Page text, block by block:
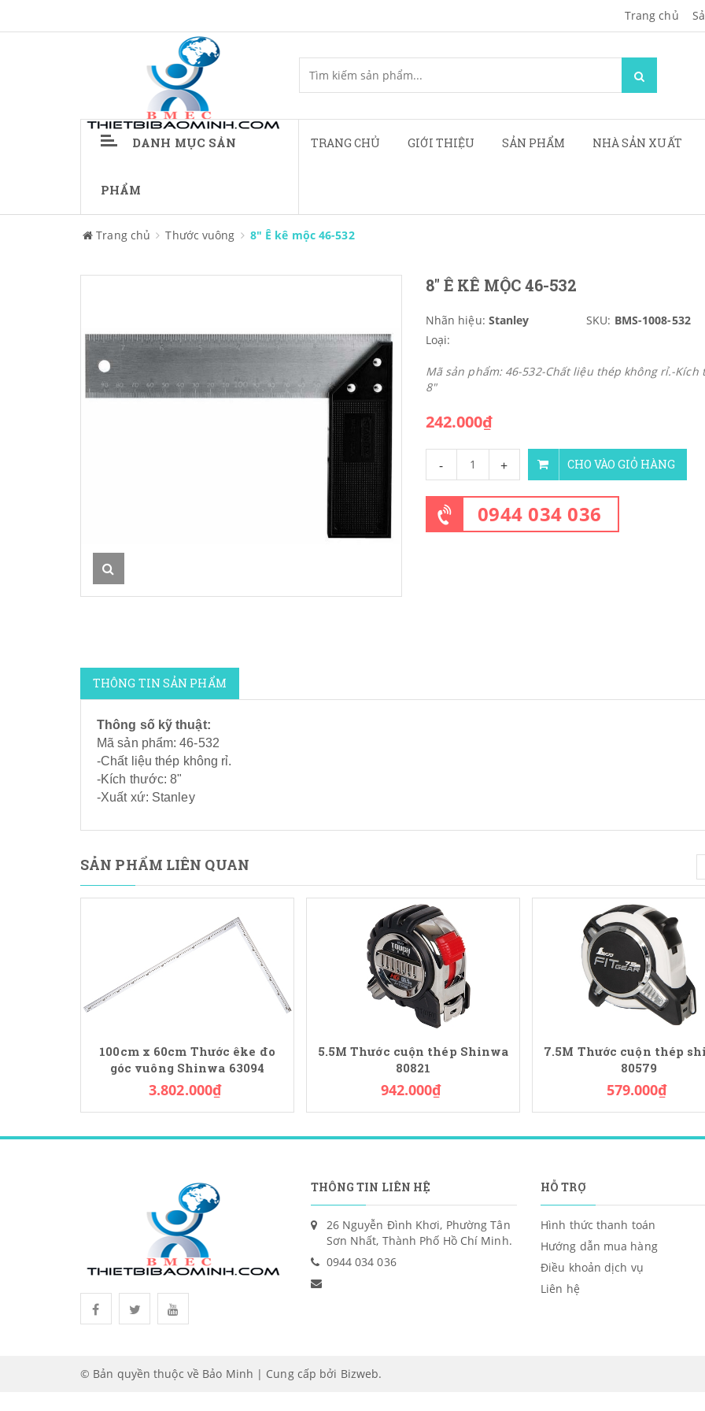
Trang chủ
DANH MỤC SẢN
PHẨM
TRANG CHỦ GIỚI THIỆU SẢN PHẨM NHÀ SẢN XUẤT
Trang chủ Thước vuông 8" Ê kê mộc 46-532
8" Ê KÊ MỘC 46-532
Nhãn hiệu: Stanley SKU: BMS-1008-532
Loại:
Mã sản phẩm: 46-532-Chất liệu thép không rỉ.-Kích
8"
242.000₫
- + CHO VÀO GIỎ HÀNG
0944 034 036
THÔNG TIN SẢN PHẨM
Thông số kỹ thuật:
Mã sản phẩm: 46-532
-Chất liệu thép không rỉ.
-Kích thước: 8"
-Xuất xứ: Stanley
SẢN PHẨM LIÊN QUAN
100cm x 60cm Thước êke đo
góc vuông Shinwa 63094
3.802.000₫
5.5M Thước cuộn thép Shinwa
80821
942.000₫
7.5M Thước cuộn thép
80579
579.000₫
THÔNG TIN LIÊN HỆ
26 Nguyễn Đình Khơi, Phường Tân
Sơn Nhất, Thành Phố Hồ Chí Minh.
0944 034 036
HỖ TRỢ
Hình thức thanh toán
Hướng dẫn mua hàng
Điều khoản dịch vụ
Liên hệ
© Bản quyền thuộc về Bảo Minh | Cung cấp bởi Bizweb.